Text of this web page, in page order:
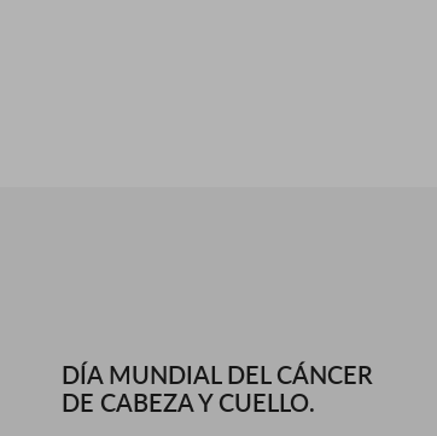
DÍA MUNDIAL DEL CÁNCER
DE CABEZA Y CUELLO.